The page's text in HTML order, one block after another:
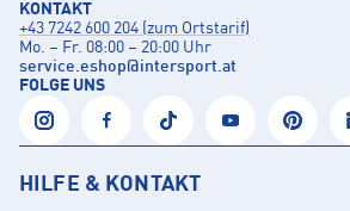
KONTAKT
+43 7242 600 204 (zum Ortstarif)
Mo. – Fr. 08:00 – 20:00 Uhr
service.eshop@intersport.at
FOLGE UNS
HILFE & KONTAKT